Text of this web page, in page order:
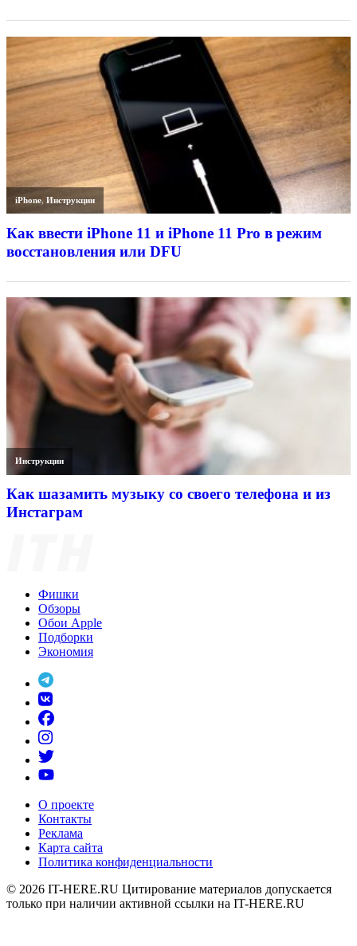
iPhone,Инструкции
Как ввести iPhone 11 и iPhone 11 Pro в режим
восстановления или DFU
Инструкции
Как шазамить музыку со своего телефона и из
Инстаграм
Фишки
Обзоры
Обои Apple
Подборки
Экономия
О проекте
Контакты
Реклама
Карта сайта
Политика конфиденциальности
© 2026 IT-HERE.RU Цитирование материалов допускается
только при наличии активной ссылки на IT-HERE.RU